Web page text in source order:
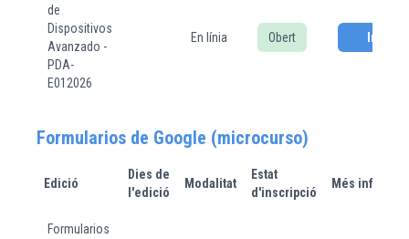
de
Dispositivos
Avanzado -
PDA-
E012026
En línia Obert
Formularios de Google (microcurso)
Edició
Dies de
l'edició
Modalitat
Estat
d'inscripció
Més
Formularios